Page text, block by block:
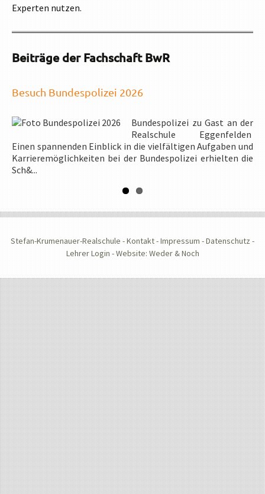
Experten nutzen.
Beiträge der Fachschaft BwR
Besuch Bundespolizei 2026
Bundespolizei zu Gast an der
Realschule Eggenfelden
Einen spannenden Einblick in die vielfältigen Aufgaben und
Karrieremöglichkeiten bei der Bundespolizei erhielten die
Sch&...
Betriebserkundung bei
der Fa. Schmidbauer Am
27.06.2023 war es noch angenehm kühl, als sich die Klasse 7
C um 8:00 Uhr zu Fuß auf den Weg in Richtung
Hebertsfelden machte. ...
Stefan-Krumenauer-Realschule -Kontakt-Impressum -Datenschutz -
Lehrer Login -Website: Weder & Noch